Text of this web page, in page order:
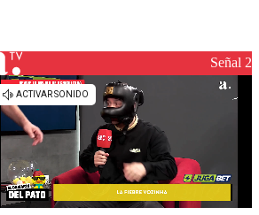
reconstrucciónSeñal 2